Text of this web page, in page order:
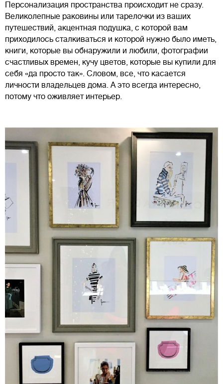
Персонализация пространства происходит не сразу.
Великолепные раковины или тарелочки из ваших
путешествий, акцентная подушка, с которой вам
приходилось сталкиваться и которой нужно было иметь,
книги, которые вы обнаружили и любили, фотографии
счастливых времен, кучу цветов, которые вы купили для
себя «да просто так». Словом, все, что касается
личности владельцев дома. А это всегда интересно,
потому что оживляет интерьер.